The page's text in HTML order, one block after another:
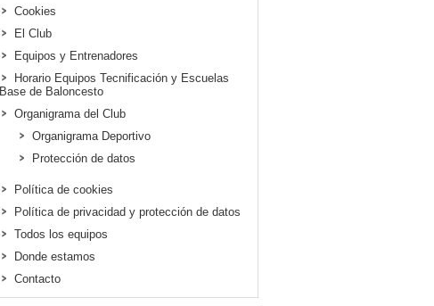
Cookies
El Club
Equipos y Entrenadores
Horario Equipos Tecnificación y Escuelas
Base de Baloncesto
Organigrama del Club
Organigrama Deportivo
Protección de datos
Política de cookies
Política de privacidad y protección de datos
Todos los equipos
Donde estamos
Contacto